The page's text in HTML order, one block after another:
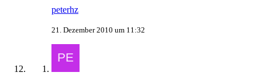
peterhz
21. Dezember 2010 um 11:32